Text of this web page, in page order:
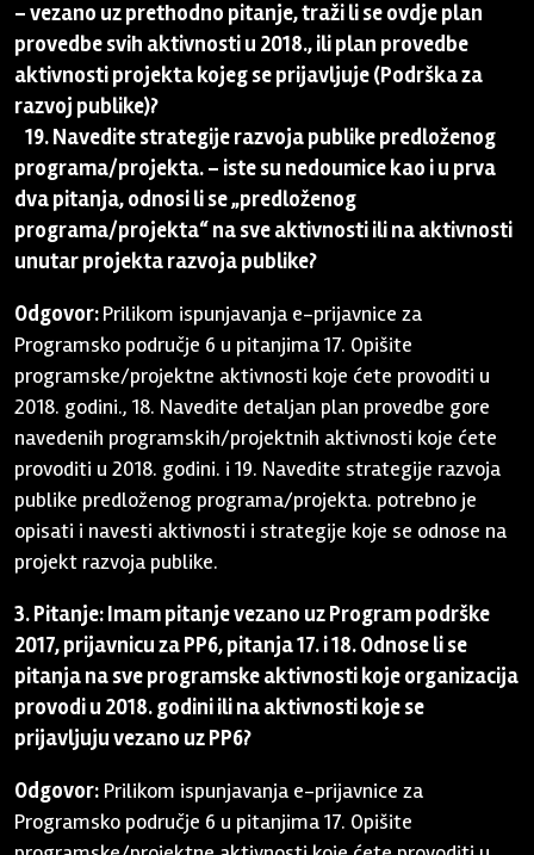
– vezano uz prethodno pitanje, traži li se ovdje plan
provedbe svih aktivnosti u 2018., ili plan provedbe
aktivnosti projekta kojeg se prijavljuje (Podrška za
razvoj publike)?
19. Navedite strategije razvoja publike predloženog
programa/projekta. – iste su nedoumice kao i u prva
dva pitanja, odnosi li se „predloženog
programa/projekta“ na sve aktivnosti ili na aktivnosti
unutar projekta razvoja publike?
Odgovor:Prilikom ispunjavanja e-prijavnice za
Programsko područje 6 u pitanjima 17. Opišite
programske/projektne aktivnosti koje ćete provoditi u
2018. godini., 18. Navedite detaljan plan provedbe gore
navedenih programskih/projektnih aktivnosti koje ćete
provoditi u 2018. godini. i 19. Navedite strategije razvoja
publike predloženog programa/projekta. potrebno je
opisati i navesti aktivnosti i strategije koje se odnose na
projekt razvoja publike.
3. Pitanje: Imam pitanje vezano uz Program podrške
2017, prijavnicu za PP6, pitanja 17. i 18. Odnose li se
pitanja na sve programske aktivnosti koje organizacija
provodi u 2018. godini ili na aktivnosti koje se
prijavljuju vezano uz PP6?
Odgovor: Prilikom ispunjavanja e-prijavnice za
Programsko područje 6 u pitanjima 17. Opišite